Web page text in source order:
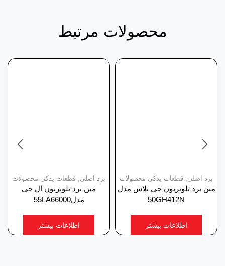
محصولات مرتبط
برد اصلی قطعات یدکی محصولات
مین برد تلویزیون جی پلاس مدل
50GH412N
اطلاعات بیشتر
برد اصلی قطعات یدکی محصولات
مین برد تلویزیون ال جی
مدل55LA66000
اطلاعات بیشتر